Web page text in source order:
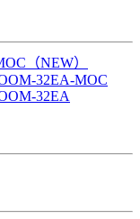
（NEW）
32EA-MOC
32EA